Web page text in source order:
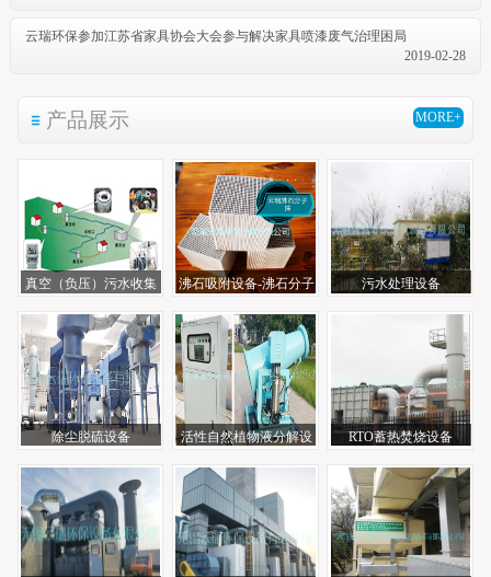
云瑞环保参加江苏省家具协会大会参与解决家具喷漆废气治理困局
2019-02-28
产品展示 MORE+
真空（负压）污水收集
沸石吸附设备-沸石分子
污水处理设备
除尘脱硫设备
活性自然植物液分解设
RTO蓄热焚烧设备